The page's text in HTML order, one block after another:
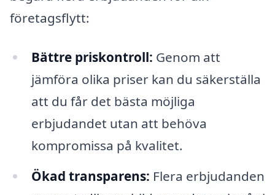
företagsflytt:
Bättre priskontroll: Genom att
jämföra olika priser kan du säkerställa
att du får det bästa möjliga
erbjudandet utan att behöva
kompromissa på kvalitet.
Ökad transparens: Flera erbjudanden